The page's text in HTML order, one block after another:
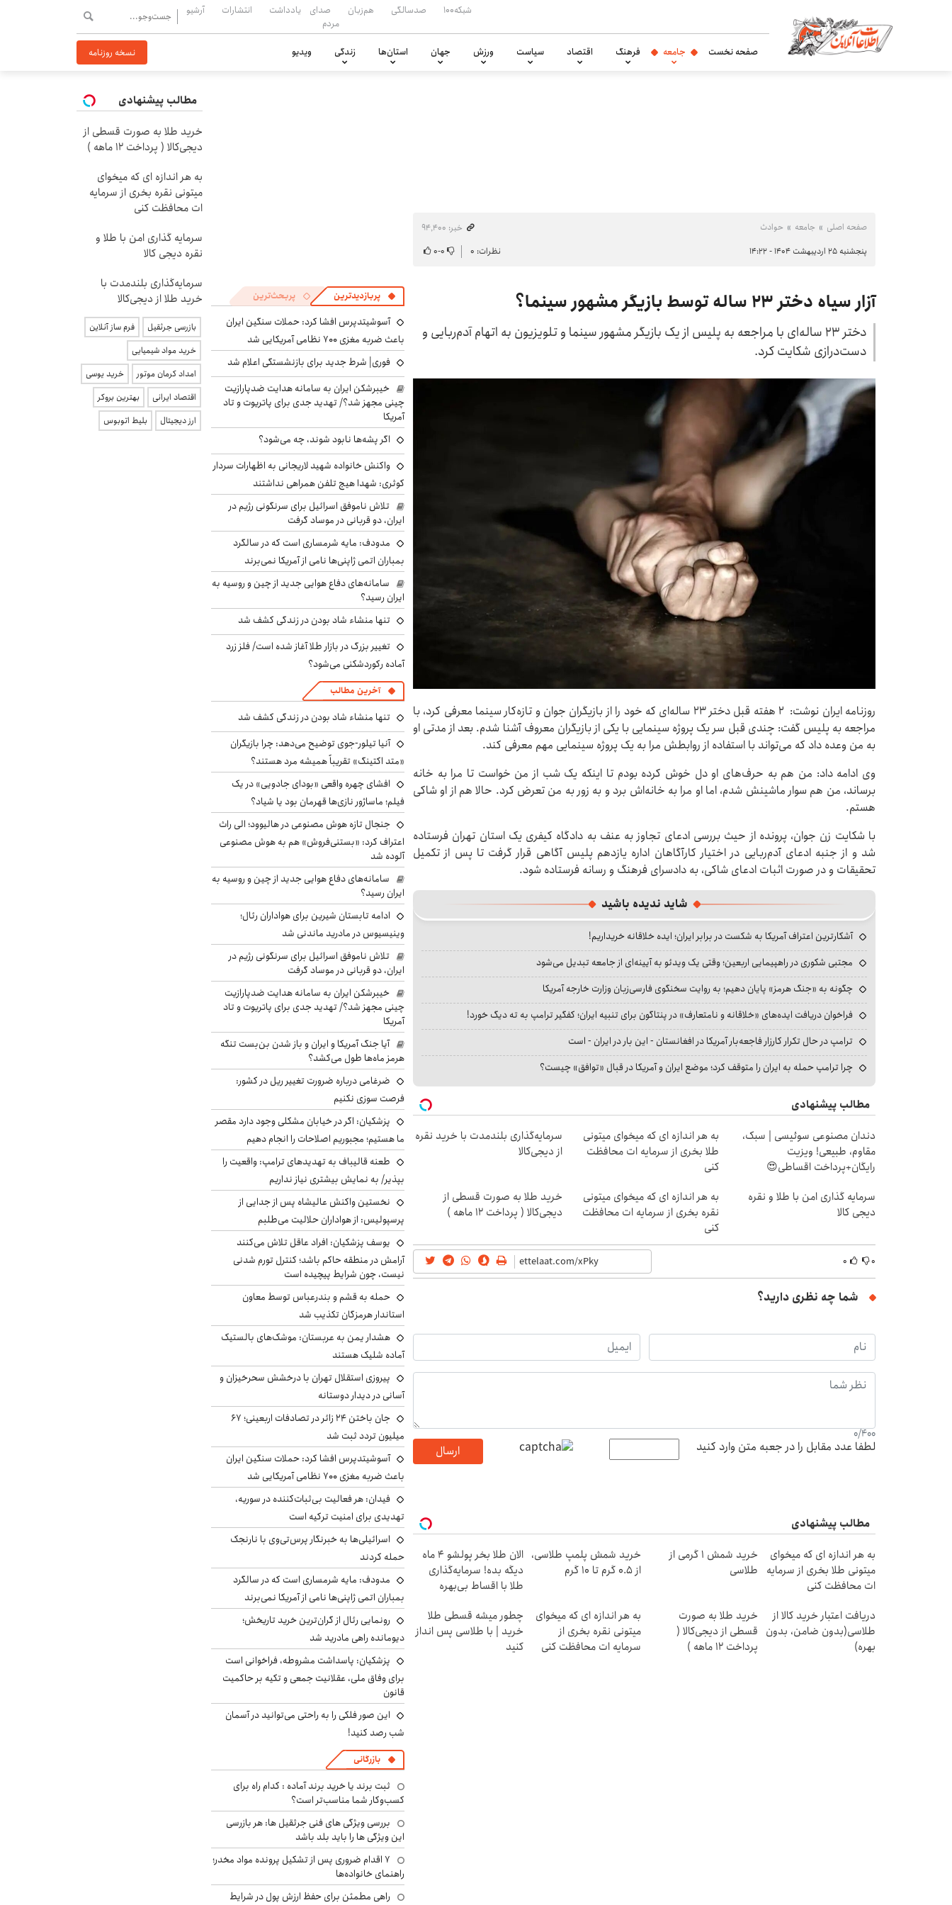
شبکه۱۰۰ صدسالگی هم‌زبان
صدای
مردم
یادداشت انتشارات آرشیو
صفحه نخست جامعه فرهنگ اقتصاد سیاست ورزش جهان استان‌ها زندگی ویدیو نسخه روزنامه
صفحه اصلی جامعه حوادث
خبر: ۹۴٬۴۰۰
پنجشنبه ۲۵ اردیبهشت ۱۴۰۴ - ۱۴:۲۲
نظرات: ۰ ۰-۰
آزار سیاه دختر ۲۳ ساله‌ توسط بازیگر مشهور سینما؟
دختر ۲۳ ساله‌ای با مراجعه به پلیس از یک بازیگر مشهور سینما و تلویزیون به اتهام آدم‌ربایی و
دست‌درازی شکایت کرد.
روزنامه ایران نوشت: ۲ هفته قبل دختر ۲۳ ساله‌ای که خود را از بازیگران جوان و تازه‌کار سینما معرفی کرد، با
مراجعه به پلیس گفت: چندی قبل سر یک پروژه سینمایی با یکی از بازیگران معروف آشنا شدم. بعد از مدتی او
به من وعده داد که می‌تواند با استفاده از روابطش مرا به یک پروژه سینمایی مهم معرفی کند.
وی ادامه داد: من هم به حرف‌های او دل خوش کرده بودم تا اینکه یک شب از من خواست تا مرا به خانه
برساند، من هم سوار ماشینش شدم، اما او مرا به خانه‌اش برد و به زور به من تعرض کرد. حالا هم از او شاکی
هستم.
با شکایت زن جوان، پرونده از حیث بررسی ادعای تجاوز به عنف به دادگاه کیفری یک استان تهران فرستاده
شد و از جنبه ادعای آدم‌ربایی در اختیار کارآگاهان اداره یازدهم پلیس آگاهی قرار گرفت تا پس از تکمیل
تحقیقات و در صورت اثبات ادعای شاکی، به دادسرای فرهنگ و رسانه فرستاده شود.
شاید ندیده باشید
آشکارترین اعتراف آمریکا به شکست در برابر ایران؛ ایده خلاقانه خریداریم!
مجتبی شکوری در راهپیمایی اربعین؛ وقتی یک ویدئو به آیینه‌ای از جامعه تبدیل می‌شود
چگونه به «جنگ هرمز» پایان دهیم؛ به روایت سخنگوی فارسی‌زبان وزارت خارجه آمریکا
فراخوان دریافت ایده‌های «خلاقانه و نامتعارف» در پنتاگون برای تنبیه ایران؛ کفگیر ترامپ به ته دیگ خورد!
ترامپ در حال تکرار کارزار فاجعه‌بار آمریکا در افغانستان - این بار در ایران - است
چرا ترامپ حمله به ایران را متوقف کرد؛ موضع ایران و آمریکا در قبال «توافق» چیست؟
مطالب پیشنهادی
دندان مصنوعی سوئیسی | سبک،
مقاوم، طبیعی! ویزیت
رایگان+پرداخت اقساطی😍
به هر اندازه ای که میخوای میتونی
طلا بخری از سرمایه ات محافظت
کنی
سرمایه‌گذاری بلندمدت با خرید نقره
از دیجی‌کالا
سرمایه گذاری امن با طلا و نقره
دیجی کالا
به هر اندازه ای که میخوای میتونی
نقره بخری از سرمایه ات محافظت
کنی
خرید طلا به صورت قسطی از
دیجی‌کالا ( پرداخت 12 ماهه )
۰ ۰
شما چه نظری دارید؟
0/400
لطفا عدد مقابل را در جعبه متن وارد کنید ارسال
مطالب پیشنهادی
به هر اندازه ای که میخوای
میتونی طلا بخری از سرمایه
ات محافظت کنی
خرید شمش 1 گرمی از
طلاسی
خرید شمش پلمپ طلاسی،
از ۰.۵ گرم تا ۱۰ گرم
الان طلا بخر پولشو 4 ماه
دیگه بده! سرمایه‌گذاری
طلا با اقساط بی‌بهره
دریافت اعتبار خرید کالا از
طلاسی(بدون ضامن، بدون
بهره)
خرید طلا به صورت
قسطی از دیجی‌کالا (
پرداخت 12 ماهه )
به هر اندازه ای که میخوای
میتونی نقره بخری از
سرمایه ات محافظت کنی
چطور میشه قسطی طلا
خرید | با طلاسی پس انداز
کنید
پربازدیدترین پربحث‌ترین
آسوشیتدپرس افشا کرد: حملات سنگین ایران
باعث ضربه مغزی ۷۰۰ نظامی آمریکایی شد
فوری| شرط جدید برای بازنشستگی اعلام شد
خیبرشکن ایران به سامانه هدایت ضدپارازیت
چینی مجهز شد؟/ تهدید جدی برای پاتریوت و تاد
آمریکا
اگر پشه‌ها نابود شوند، چه می‌شود؟
واکنش خانواده شهید لاریجانی به اظهارات سردار
کوثری: شهدا هیچ تلفن همراهی نداشتند
تلاش ناموفق اسرائیل برای سرنگونی رژیم در
ایران، دو قربانی در موساد گرفت
مدودف: مایه شرمساری است که در سالگرد
بمباران اتمی ژاپنی‌ها نامی از آمریکا نمی‌برند
سامانه‌های دفاع هوایی جدید از چین و روسیه به
ایران رسید؟
تنها منشاء شاد بودن در زندگی کشف شد
تغییر بزرگ در بازار طلا آغاز شده است/ فلز زرد
آماده رکوردشکنی می‌شود؟
آخرین مطالب
تنها منشاء شاد بودن در زندگی کشف شد
آنیا تیلور-جوی توضیح می‌دهد: چرا بازیگران
«متد اکتینگ» تقریباً همیشه مرد هستند؟
افشای چهره واقعی «بودای جادویی» در یک
فیلم؛ ماساژور نازی‌ها قهرمان بود یا شیاد؟
جنجال تازه هوش مصنوعی در هالیوود؛ الی راث
اعتراف کرد: «بستنی‌فروش» هم به هوش مصنوعی
آلوده شد
سامانه‌های دفاع هوایی جدید از چین و روسیه به
ایران رسید؟
ادامه تابستان شیرین برای هواداران رئال؛
وینیسیوس در مادرید ماندنی شد
تلاش ناموفق اسرائیل برای سرنگونی رژیم در
ایران، دو قربانی در موساد گرفت
خیبرشکن ایران به سامانه هدایت ضدپارازیت
چینی مجهز شد؟/ تهدید جدی برای پاتریوت و تاد
آمریکا
آیا جنگ آمریکا و ایران و باز شدن بن‌بست تنگه
هرمز ماه‌ها طول می‌کشد؟
ضرغامی درباره ضرورت تغییر ریل در کشور:
فرصت سوزی نکنیم
پزشکیان: اگر در خیابان مشکلی وجود دارد مقصر
ما هستیم؛ مجبوریم اصلاحات را انجام دهیم
طعنه قالیباف به تهدیدهای ترامپ: واقعیت را
بپذیر/ به نمایش بیشتری نیاز نداریم
نخستین واکنش عالیشاه پس از جدایی از
پرسپولیس: از هواداران حلالیت می‌طلبم
یوسف پزشکیان: افراد عاقل تلاش می‌کنند
آرامش در منطقه حاکم باشد؛ کنترل تورم شدنی
نیست، چون شرایط پیچیده است
حمله به قشم و بندرعباس توسط معاون
استاندار هرمزگان تکذیب شد
هشدار یمن به عربستان: موشک‌های بالستیک
آماده شلیک هستند
پیروزی استقلال تهران با درخشش سحرخیزان و
آسانی در دیدار دوستانه
جان باختن ۲۴ زائر در تصادفات اربعینی؛ ۶۷
میلیون تردد ثبت شد
آسوشیتدپرس افشا کرد: حملات سنگین ایران
باعث ضربه مغزی ۷۰۰ نظامی آمریکایی شد
فیدان: هر فعالیت بی‌ثبات‌کننده در سوریه،
تهدیدی برای امنیت ترکیه است
اسرائیلی‌ها به خبرنگار پرس‌تی‌وی با نارنجک
حمله کردند
مدودف: مایه شرمساری است که در سالگرد
بمباران اتمی ژاپنی‌ها نامی از آمریکا نمی‌برند
رونمایی رئال از گران‌ترین خرید تاریخش؛
دیومانده راهی مادرید شد
پزشکیان: پاسداشت مشروطه، فراخوانی است
برای وفاق ملی، عقلانیت جمعی و تکیه بر حاکمیت
قانون
این صور فلکی را به راحتی می‌توانید در آسمان
شب رصد کنید!
بازرگانی
ثبت برند یا خرید برند آماده : کدام راه برای
کسب‌وکار شما مناسب‌تر است؟
بررسی ویژگی های فنی جرثقیل ها: هر بازرسی
این ویژگی ها را باید بلد باشد
۷ اقدام ضروری پس از تشکیل پرونده مواد مخدر؛
راهنمای خانواده‌ها
راهی مطمئن برای حفظ ارزش پول در شرایط
مطالب پیشنهادی
خرید طلا به صورت قسطی از
دیجی‌کالا ( پرداخت 12 ماهه )
به هر اندازه ای که میخوای
میتونی نقره بخری از سرمایه
ات محافظت کنی
سرمایه گذاری امن با طلا و
نقره دیجی کالا
سرمایه‌گذاری بلندمدت با
خرید طلا از دیجی‌کالا
بازرسی جرثقیل
فرم ساز آنلاین
خرید مواد شیمیایی
امداد کرمان موتور
خرید یوسی
اقتصاد ایرانی
بهترین بروکر
ارز دیجیتال
بلیط اتوبوس